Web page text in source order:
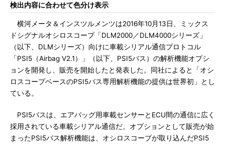
検出内容に合わせて色分け表示
横河メータ＆インスツルメンツは2016年10月13日、ミックス
ドシグナルオシロスコープ「DLM2000／DLM4000シリーズ」
（以下、DLMシリーズ）向けに車載シリアル通信プロトコル
「PSI5（Airbag V2.1）」（以下、PSI5バス）の解析機能オプシ
ョンを開発し、販売を開始したと発表した。同社によると「オシ
ロスコープベースのPSI5バス専用解析機能の提供は世界初」とし
ている。
PSI5バスは、エアバッグ用車載センサーとECU間の通信に広く
採用されている車載シリアル通信だ。オプションとして販売が始
まったPSI5バス解析機能は、オシロスコープが取り込んだPSI5